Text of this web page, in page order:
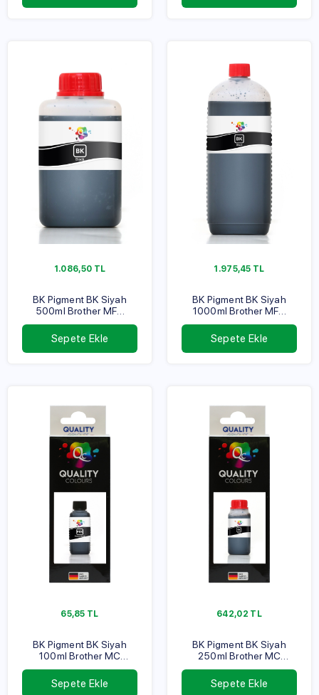
1.086,50 TL
BK Pigment BK Siyah
500ml Brother MFC
Serisi
Sepete Ekle
1.975,45 TL
BK Pigment BK Siyah
1000ml Brother MFC
Serisi
Sepete Ekle
65,85 TL
BK Pigment BK Siyah
100ml Brother MC
Serisi
Sepete Ekle
642,02 TL
BK Pigment BK Siyah
250ml Brother MC
Serisi
Sepete Ekle